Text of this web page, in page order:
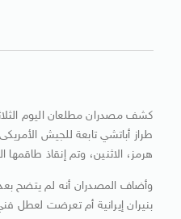
كشف مصدران مطلعان اليوم
طراز أباتشي تابعة للجيش
هرمز، الاثنين، وتم إنقاذ
وأضاف المصدران أنه لم يتضح
بنيران إيرانية أم تعرضت